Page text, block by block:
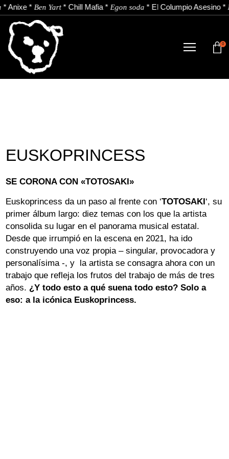
*Anixe* Ben Yart* Chill Mafia* Egon soda* El Columpio Asesino*
TIENDA
CONTACTO
Instagram Youtube Spotify
ES
Aviso Legal Política de Cookies Política de Privacidad
0
EUSKOPRINCESS
SE CORONA CON «TOTOSAKI»
Euskoprincess da un paso al frente con ‘TOTOSAKI‘, su
primer álbum largo: diez temas con los que la artista
consolida su lugar en el panorama musical estatal.
Desde que irrumpió en la escena en 2021, ha ido
construyendo una voz propia – singular, provocadora y
personalísima -, y la artista se consagra ahora con un
trabajo que refleja los frutos del trabajo de más de tres
años. ¿Y todo esto a qué suena todo esto? Solo a
eso: a la icónica Euskoprincess.